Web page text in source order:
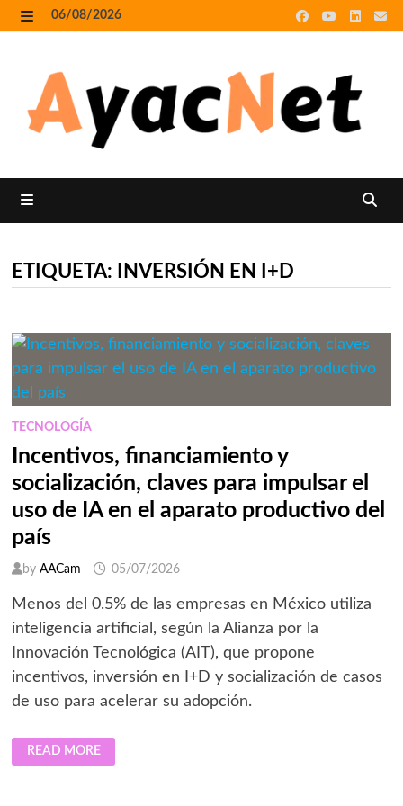
Skip
to
06/08/2026
ETIQUETA: INVERSIÓN EN I+D
TECNOLOGÍA
Incentivos, financiamiento y
socialización, claves para impulsar el
uso de IA en el aparato productivo del
país
by AACam 05/07/2026
Menos del 0.5% de las empresas en México utiliza
inteligencia artificial, según la Alianza por la
Innovación Tecnológica (AIT), que propone
incentivos, inversión en I+D y socialización de casos
de uso para acelerar su adopción.
INCENTIVOS,
FINANCIAMIENTO
Y
READ MORE